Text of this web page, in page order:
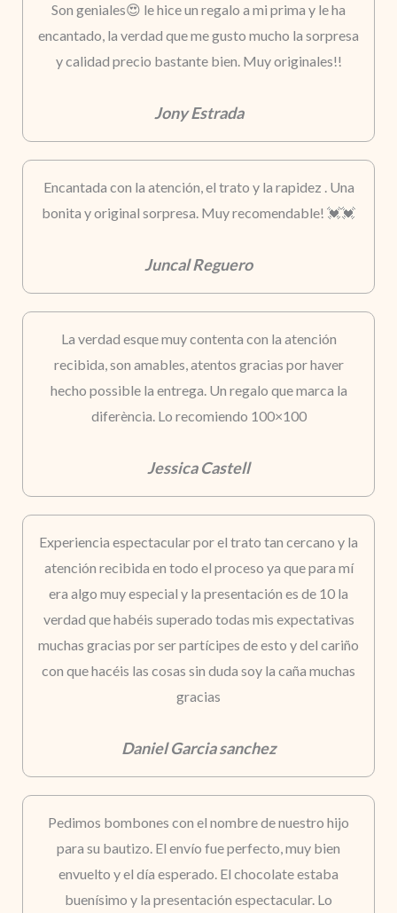
Son geniales😍 le hice un regalo a mi prima y le ha
encantado, la verdad que me gusto mucho la sorpresa
y calidad precio bastante bien. Muy originales!!
Jony Estrada
Encantada con la atención, el trato y la rapidez . Una
bonita y original sorpresa. Muy recomendable! 💓💓
Juncal Reguero
La verdad esque muy contenta con la atención
recibida, son amables, atentos gracias por haver
hecho possible la entrega. Un regalo que marca la
diferència. Lo recomiendo 100×100
Jessica Castell
Experiencia espectacular por el trato tan cercano y la
atención recibida en todo el proceso ya que para mí
era algo muy especial y la presentación es de 10 la
verdad que habéis superado todas mis expectativas
muchas gracias por ser partícipes de esto y del cariño
con que hacéis las cosas sin duda soy la caña muchas
gracias
Daniel Garcia sanchez
Pedimos bombones con el nombre de nuestro hijo
para su bautizo. El envío fue perfecto, muy bien
envuelto y el día esperado. El chocolate estaba
buenísimo y la presentación espectacular. Lo